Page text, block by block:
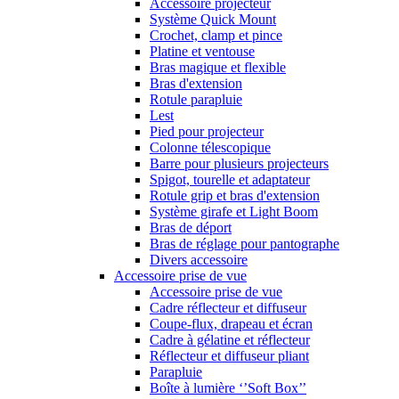
Accessoire projecteur
Système Quick Mount
Crochet, clamp et pince
Platine et ventouse
Bras magique et flexible
Bras d'extension
Rotule parapluie
Lest
Pied pour projecteur
Colonne télescopique
Barre pour plusieurs projecteurs
Spigot, tourelle et adaptateur
Rotule grip et bras d'extension
Système girafe et Light Boom
Bras de déport
Bras de réglage pour pantographe
Divers accessoire
Accessoire prise de vue
Accessoire prise de vue
Cadre réflecteur et diffuseur
Coupe-flux, drapeau et écran
Cadre à gélatine et réflecteur
Réflecteur et diffuseur pliant
Parapluie
Boîte à lumière ‘’Soft Box’’